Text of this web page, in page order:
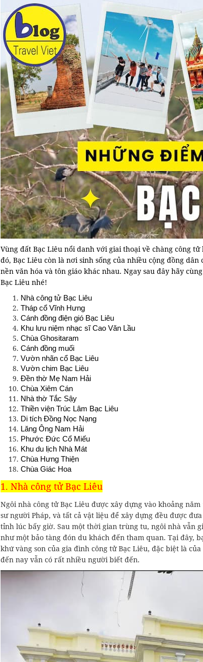
Vùng đất Bạc Liêu nổi danh với giai thoại về chàng công
đó, Bạc Liêu còn là nơi sinh sống của nhiều cộng đồng
nền văn hóa và tôn giáo khác nhau. Ngay sau đây hãy
Bạc Liêu nhé!
Nhà công tử Bạc Liêu
Tháp cổ Vĩnh Hưng
Cánh đồng điện gió Bạc Liêu
Khu lưu niệm nhạc sĩ Cao Văn Lầu
Chùa Ghositaram
Cánh đồng muối
Vườn nhãn cổ Bạc Liêu
Vườn chim Bạc Liêu
Đền thờ Mẹ Nam Hải
Chùa Xiêm Cán
Nhà thờ Tắc Sậy
Thiền viện Trúc Lâm Bạc Liêu
Di tích Đồng Nọc Nạng
Lăng Ông Nam Hải
Phước Đức Cổ Miếu
Khu du lịch Nhà Mát
Chùa Hưng Thiện
Chùa Giác Hoa
1. Nhà công tử Bạc Liêu
Ngôi nhà công tử Bạc Liêu được xây dựng vào khoảng
sư người Pháp, và tất cả vật liệu để xây dựng đều được
tỉnh lúc bấy giờ. Sau một thời gian trùng tu, ngôi nhà vẫn
như một bảo tàng đón du khách đến tham quan. Tại đây,
khứ vàng son của gia đình công tử Bạc Liêu, đặc biệt là
đến nay vẫn có rất nhiều người biết đến.